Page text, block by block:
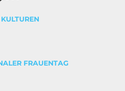
FRAUENTAG